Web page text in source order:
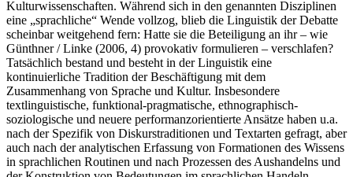
Kulturwissenschaften. Während sich in den genannten Disziplinen
eine „sprachliche“ Wende vollzog, blieb die Linguistik der Debatte
scheinbar weitgehend fern: Hatte sie die Beteiligung an ihr – wie
Günthner / Linke (2006, 4) provokativ formulieren – verschlafen?
Tatsächlich bestand und besteht in der Linguistik eine
kontinuierliche Tradition der Beschäftigung mit dem
Zusammenhang von Sprache und Kultur. Insbesondere
textlinguistische, funktional-pragmatische, ethnographisch-
soziologische und neuere performanzorientierte Ansätze haben u.a.
nach der Spezifik von Diskurstraditionen und Textarten gefragt, aber
auch nach der analytischen Erfassung von Formationen des Wissens
in sprachlichen Routinen und nach Prozessen des Aushandelns und